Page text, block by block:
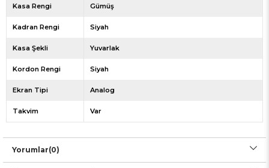
Kasa Rengi Gümüş
Kadran Rengi Siyah
Kasa Şekli Yuvarlak
Kordon Rengi Siyah
Ekran Tipi Analog
Takvim Var
Yorumlar(0)